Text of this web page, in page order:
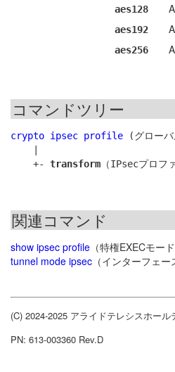
aes128
aes192
aes256
コマンドツリー
crypto ipsec profile (グローバ
    +-
transform
関連コマンド
show ipsec profile （特権EXECモード
tunnel mode ipsec （インターフェー
(C) 2024-2025 アライドテレシスホー
PN: 613-003360 Rev.D